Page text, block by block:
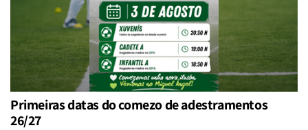
Primeiras datas do comezo de adestramentos
26/27